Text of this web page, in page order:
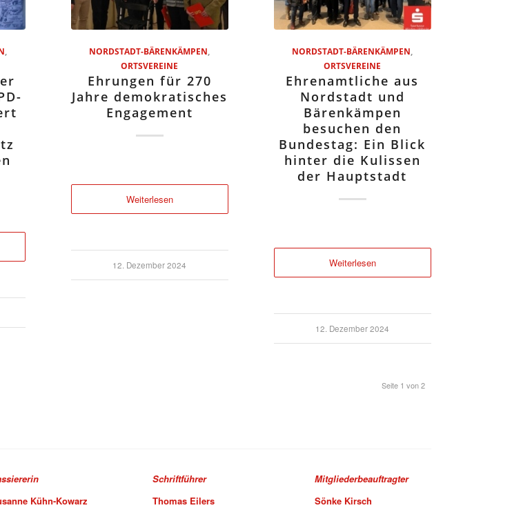
,
NORDSTADT-BÄRENKÄMPEN,
ORTSVEREINE
Ehrungen für 270
Jahre demokratisches
Engagement
Weiterlesen
12. Dezember 2024
NORDSTADT-BÄRENKÄMPEN,
ORTSVEREINE
Ehrenamtliche aus
Nordstadt und
Bärenkämpen
besuchen den
Bundestag: Ein Blick
hinter die Kulissen
der Hauptstadt
Weiterlesen
12. Dezember 2024
Seite 1 von 2
Kühn-Kowarz
Schriftführer
Thomas Eilers
Mitgliederbeauftragter
Sönke Kirsch